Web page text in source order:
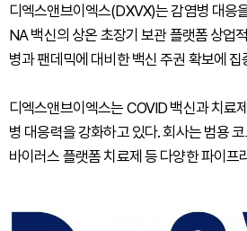
디엑스앤브이엑스(DXVX)는 감염병 대응
NA 백신의 상온 초장기 보관 플랫폼 상업
병과 팬데믹에 대비한 백신 주권 확보에
디엑스앤브이엑스는 COVID 백신과 치료
병 대응력을 강화하고 있다. 회사는 범용
바이러스 플랫폼 치료제 등 다양한 파이프